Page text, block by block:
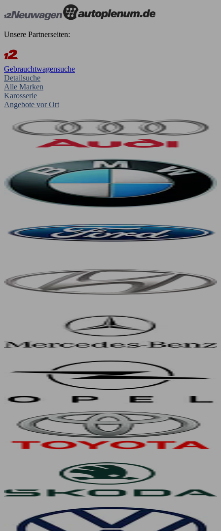
Unsere Partnerseiten:
Gebrauchtwagensuche
Detailsuche
Alle Marken
Karosserie
Angebote vor Ort